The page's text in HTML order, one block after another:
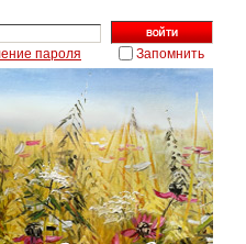
пароля Запомнить